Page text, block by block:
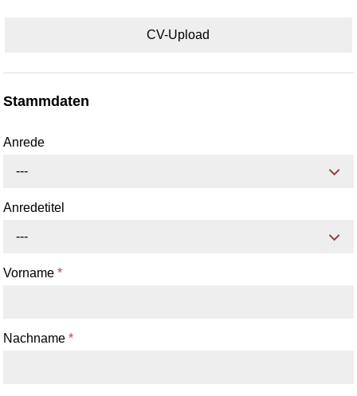
CV-Upload
Stammdaten
Anrede
---
Anredetitel
---
Vorname*
Nachname*